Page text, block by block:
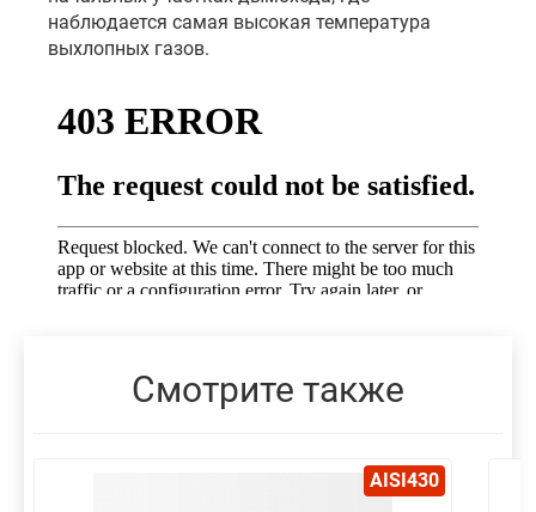
наблюдается самая высокая температура
выхлопных газов.
Смотрите также
AISI430